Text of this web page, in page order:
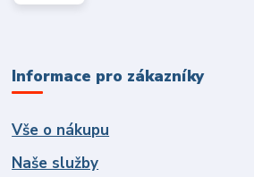
Informace pro zákazníky
Vše o nákupu
Naše služby